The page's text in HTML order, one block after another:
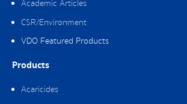
Academic Articles
CSR/Environment
VDO Featured Products
Products
Acaricides